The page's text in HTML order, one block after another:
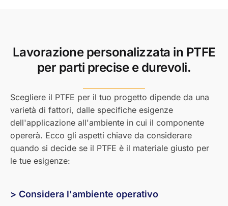
Lavorazione personalizzata in PTFE
per parti precise e durevoli.
Scegliere il PTFE per il tuo progetto dipende da una
varietà di fattori, dalle specifiche esigenze
dell'applicazione all'ambiente in cui il componente
opererà. Ecco gli aspetti chiave da considerare
quando si decide se il PTFE è il materiale giusto per
le tue esigenze:
> Considera l'ambiente operativo